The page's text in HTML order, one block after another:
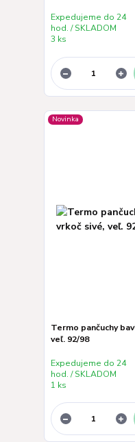
Expedujeme do 24
hod. / SKLADOM
3 ks
Novinka
Termo pančuchy
veľ. 92/98
Expedujeme do 24
hod. / SKLADOM
1 ks